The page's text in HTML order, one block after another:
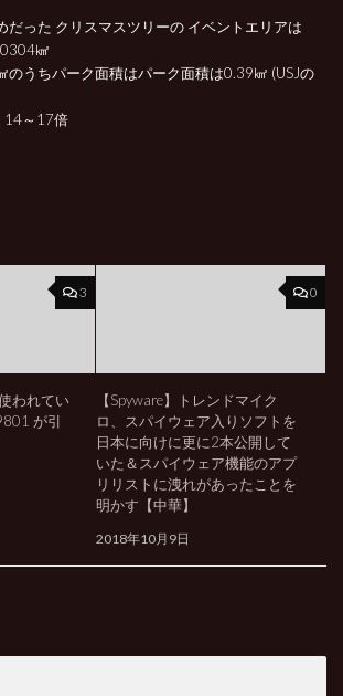
だった クリスマスツリーの イベントエリアは
㎢
のうちパーク面積はパーク面積は0.39㎢ (USJの
14～17倍
3
われてい
が引
0
【Spyware】トレンドマイク
ロ、スパイウェア入りソフトを
日本に向けに更に2本公開して
いた＆スパイウェア機能のアプ
リリストに洩れがあったことを
明かす【中華】
2018年10月9日